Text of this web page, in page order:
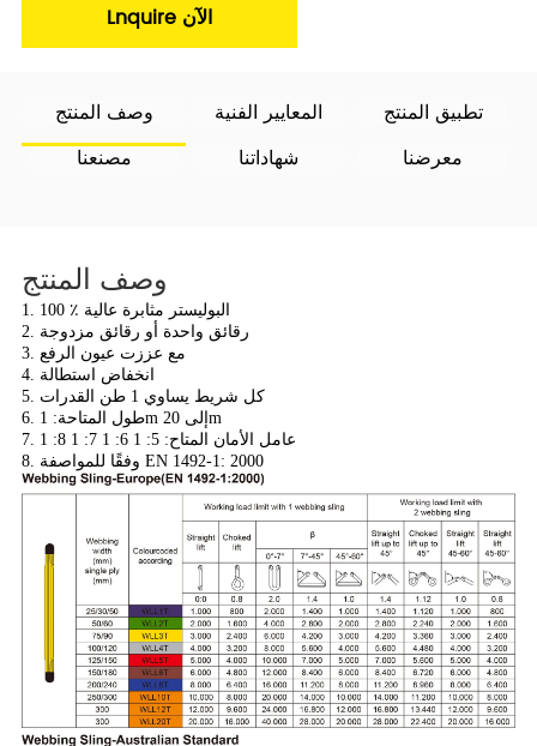
Lnquire الآن
وصف المنتج المعايير الفنية
تطبيق المنتج
مصنعنا
شهاداتنا معرضنا
وصف المنتج
1. 100 ٪ البوليستر مثابرة عالية
2. رقائق واحدة أو رقائق مزدوجة
3. مع عززت عيون الرفع
4. انخفاض استطالة
5. كل شريط يساوي 1 طن القدرات
6. طول المتاحة: 1m إلى 20m
7. عامل الأمان المتاح: 5: 1 6: 1 7: 1 8: 1
8. وفقًا للمواصفة EN 1492-1: 2000